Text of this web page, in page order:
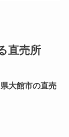
直売所
大館市の直売